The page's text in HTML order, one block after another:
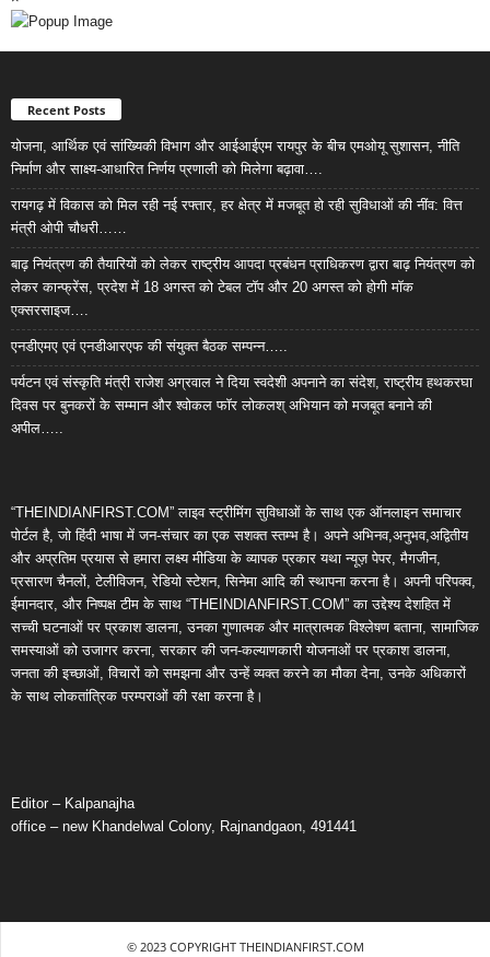
Recent Posts
योजना, आर्थिक एवं सांख्यिकी विभाग और आईआईएम रायपुर के बीच एमओयू सुशासन, नीति
निर्माण और साक्ष्य-आधारित निर्णय प्रणाली को मिलेगा बढ़ावा….
रायगढ़ में विकास को मिल रही नई रफ्तार, हर क्षेत्र में मजबूत हो रही सुविधाओं की नींव: वित्त
मंत्री ओपी चौधरी……
बाढ़ नियंत्रण की तैयारियों को लेकर राष्ट्रीय आपदा प्रबंधन प्राधिकरण द्वारा बाढ़ नियंत्रण को
लेकर कान्फ्रेंस, प्रदेश में 18 अगस्त को टेबल टॉप और 20 अगस्त को होगी मॉक
एक्सरसाइज….
एनडीएमए एवं एनडीआरएफ की संयुक्त बैठक सम्पन्न…..
पर्यटन एवं संस्कृति मंत्री राजेश अग्रवाल ने दिया स्वदेशी अपनाने का संदेश, राष्ट्रीय हथकरघा
दिवस पर बुनकरों के सम्मान और श्वोकल फॉर लोकलश् अभियान को मजबूत बनाने की
अपील…..
“THEINDIANFIRST.COM” लाइव स्ट्रीमिंग सुविधाओं के साथ एक ऑनलाइन समाचार
पोर्टल है, जो हिंदी भाषा में जन-संचार का एक सशक्त स्तम्भ है। अपने अभिनव,अनुभव,अद्वितीय
और अप्रतिम प्रयास से हमारा लक्ष्य मीडिया के व्यापक प्रकार यथा न्यूज़ पेपर, मैगजीन,
प्रसारण चैनलों, टेलीविजन, रेडियो स्टेशन, सिनेमा आदि की स्थापना करना है। अपनी परिपक्व,
ईमानदार, और निष्पक्ष टीम के साथ “THEINDIANFIRST.COM” का उद्देश्य देशहित में
सच्ची घटनाओं पर प्रकाश डालना, उनका गुणात्मक और मात्रात्मक विश्लेषण बताना, सामाजिक
समस्याओं को उजागर करना, सरकार की जन-कल्याणकारी योजनाओं पर प्रकाश डालना,
जनता की इच्छाओं, विचारों को समझना और उन्हें व्यक्त करने का मौका देना, उनके अधिकारों
के साथ लोकतांत्रिक परम्पराओं की रक्षा करना है।
Editor – Kalpanajha
office – new Khandelwal Colony, Rajnandgaon, 491441
© 2023 COPYRIGHT THEINDIANFIRST.COM